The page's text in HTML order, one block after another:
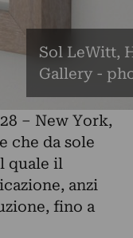
Sol LeWitt,
Gallery -
– New York,
che da sole
quale il
anzi
fino a